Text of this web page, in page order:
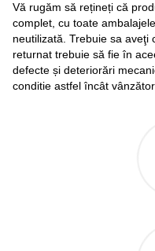
Vă rugăm să rețineți că
complet, cu toate
neutilizată. Trebuie sa
returnat trebuie să fie în
defecte și deteriorări
conditie astfel încât